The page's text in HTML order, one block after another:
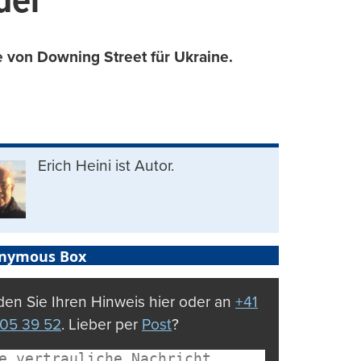
von Downing Street für Ukraine.
Erich Heini ist Autor.
Box
Sie Ihren Hinweis hier oder an +41
39 52. Lieber per Post?